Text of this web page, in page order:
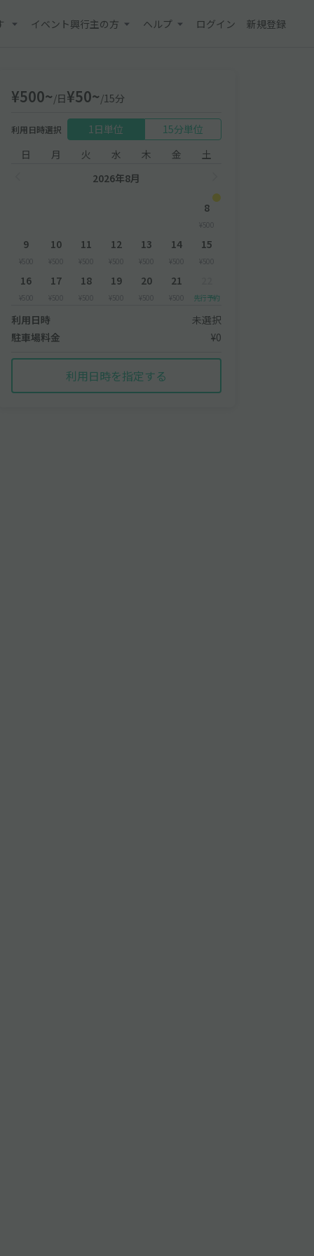
イベント興行主の方 ヘルプ ログイン 新規登録
¥500~/日¥50~/15分
利用日時選択 1日単位
15分単位
日
月 火 水 木 金
土
2026年8月
8
¥500
9
¥500
10
¥500
11
¥500
12
¥500
13
¥500
14
¥500
15
¥500
16
¥500
17
¥500
18
¥500
19
¥500
20
¥500
21
¥500 先行予約
利用日時
未選択
駐車場料金
¥0
利用日時を指定する